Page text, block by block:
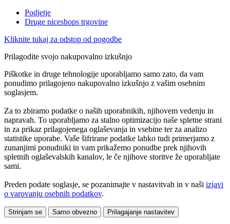
Podjetje
Druge niceshops trgovine
Kliknite tukaj za odstop od pogodbe
Prilagodite svojo nakupovalno izkušnjo
Piškotke in druge tehnologije uporabljamo samo zato, da vam
ponudimo prilagojeno nakupovalno izkušnjo z vašim osebnim
soglasjem.
Za to zbiramo podatke o naših uporabnikih, njihovem vedenju in
napravah. To uporabljamo za stalno optimizacijo naše spletne strani
in za prikaz prilagojenega oglaševanja in vsebine ter za analizo
statistike uporabe. Vaše šifrirane podatke lahko tudi primerjamo z
zunanjimi ponudniki in vam prikažemo ponudbe prek njihovih
spletnih oglaševalskih kanalov, le če njihove storitve že uporabljate
sami.
Preden podate soglasje, se pozanimajte v nastavitvah in v naši izjavi
o varovanju osebnih podatkov.
Strinjam se Samo obvezno Prilagajanje nastavitev